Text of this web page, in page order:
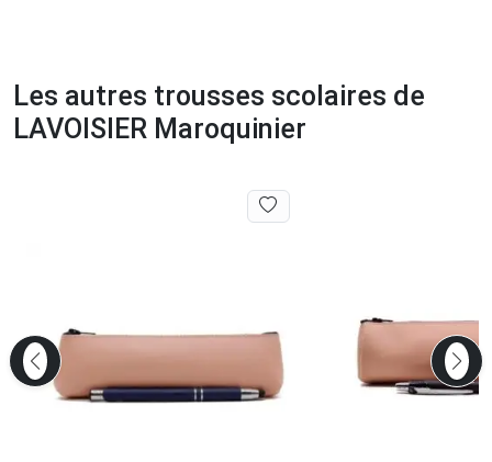
Les autres trousses scolaires de
LAVOISIER Maroquinier